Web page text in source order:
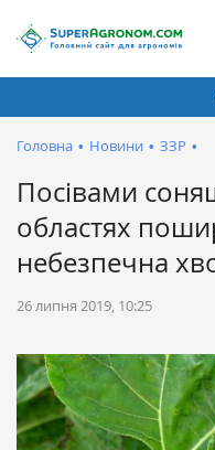
Головна • Новини • ЗЗР •
Посівами
областях
небезпечна
26 липня 2019, 10:25